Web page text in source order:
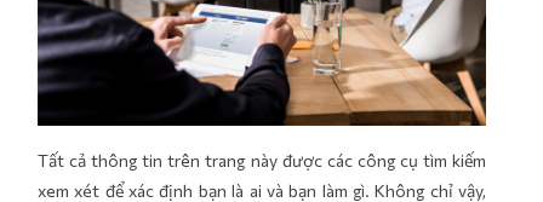
Tất cả thông tin trên trang này được các công cụ tìm kiếm
xem xét để xác định bạn là ai và bạn làm gì. Không chỉ vậy,